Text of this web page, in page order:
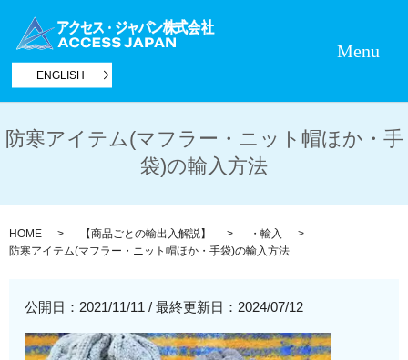
ENGLISH
Menu
防寒アイテム(マフラー・ニット帽ほか・手
袋)の輸入方法
HOME 【商品ごとの輸出入解説】
・輸入
防寒アイテム(マフラー・ニット帽ほか・手袋)の輸入方法
公開日：2021/11/11 /最終更新日：2024/07/12